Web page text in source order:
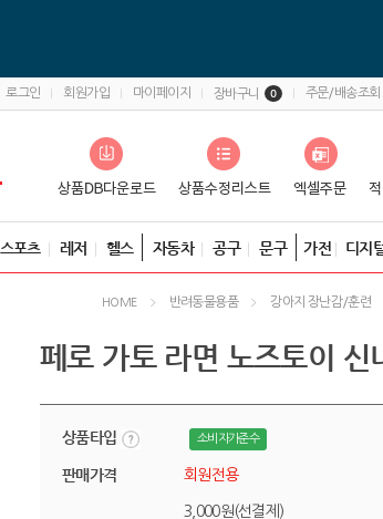
로그인 회원가입 마이페이지 장바구니 0 주문/배송조회
스포츠 레저 헬스 자동차 공구 문구 가전 디지
HOME 반려동물용품 강아지 장난감/훈련
페로 가토 라면 노즈토이 신
상품타입 소비자가준수
판매가격 회원전용
3,000원(선결제)